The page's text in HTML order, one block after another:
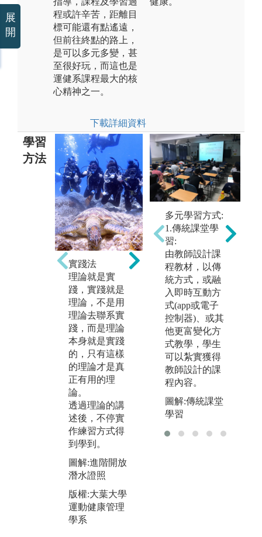
程或許辛苦，距離目
標可能還有點遙遠，
但前往終點的路上，
是可以多元多變，甚
至很好玩，而這也是
運健系課程最大的核
心精神之一。
下載詳細資料
學習
方法
實踐法
理論就是實
踐，實踐就是
理論，不是用
理論去聯系實
踐，而是理論
本身就是實踐
的，只有這樣
的理論才是真
正有用的理
論。
透過理論的講
述後，不停實
作練習方式得
到學到。
圖解:進階開放
潛水證照
版權:大葉大學
運動健康管理
學系
演示法
教師通過展示
各種實物、教
具，進行示範
性實作，或通
過現代化教學
手段，使學生
獲取知識的教
學方法。演示
法配合講授
法、談話法一
起使用，它對
提高學生的學
習興趣發展觀
察能力和抽象
思維能力，減
少學習中的困
難有重要作
多元學習方式:
1.傳統課堂學
習:
由教師設計課
程教材，以傳
統方式，或融
入即時互動方
式(app或電子
控制器)、或其
他更富變化方
式教學，學生
可以紮實獲得
教師設計的課
程內容。
圖解:傳統課堂
學習
展
開